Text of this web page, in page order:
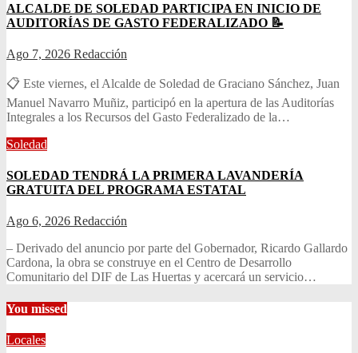
ALCALDE DE SOLEDAD PARTICIPA EN INICIO DE
AUDITORÍAS DE GASTO FEDERALIZADO 📝
Ago 7, 2026 Redacción
📋 Este viernes, el Alcalde de Soledad de Graciano Sánchez, Juan
Manuel Navarro Muñiz, participó en la apertura de las Auditorías
Integrales a los Recursos del Gasto Federalizado de la…
Soledad
SOLEDAD TENDRÁ LA PRIMERA LAVANDERÍA
GRATUITA DEL PROGRAMA ESTATAL
Ago 6, 2026 Redacción
– Derivado del anuncio por parte del Gobernador, Ricardo Gallardo
Cardona, la obra se construye en el Centro de Desarrollo
Comunitario del DIF de Las Huertas y acercará un servicio…
You missed
Locales